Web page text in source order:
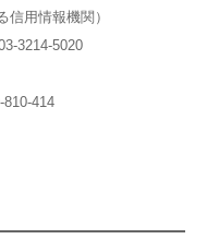
信用情報機関）
3214-5020
810-414